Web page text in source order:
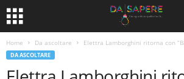
Home Da ascoltare Elettra Lamborghini ritorna con
DA ASCOLTARE